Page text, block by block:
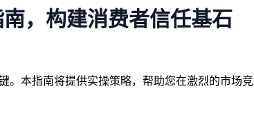
，构建消费者信任基石
本指南将提供实操策略，帮助您在激烈的市场